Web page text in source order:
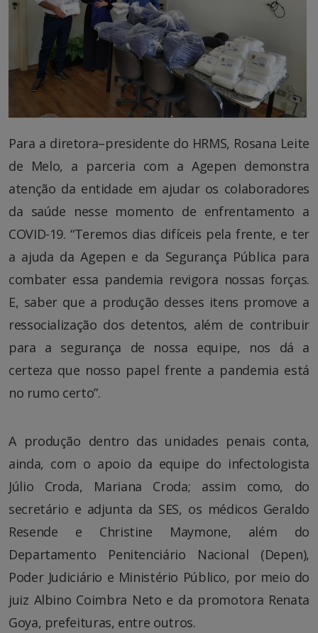
Para a diretora–presidente do HRMS, Rosana Leite
de Melo, a parceria com a Agepen demonstra
atenção da entidade em ajudar os colaboradores
da saúde nesse momento de enfrentamento a
COVID-19. “Teremos dias difíceis pela frente, e ter
a ajuda da Agepen e da Segurança Pública para
combater essa pandemia revigora nossas forças.
E, saber que a produção desses itens promove a
ressocialização dos detentos, além de contribuir
para a segurança de nossa equipe, nos dá a
certeza que nosso papel frente a pandemia está
no rumo certo”.
A produção dentro das unidades penais conta,
ainda, com o apoio da equipe do infectologista
Júlio Croda, Mariana Croda; assim como, do
secretário e adjunta da SES, os médicos Geraldo
Resende e Christine Maymone, além do
Departamento Penitenciário Nacional (Depen),
Poder Judiciário e Ministério Público, por meio do
juiz Albino Coimbra Neto e da promotora Renata
Goya, prefeituras, entre outros.